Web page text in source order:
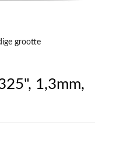
grootte
1,3mm,